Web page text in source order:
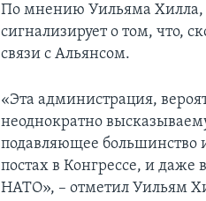
По мнению Уильяма Хилла,
сигнализирует о том, что,
связи с Альянсом.
«Эта администрация,
неоднократно
подавляющее большинство
постах в Конгрессе, и
НАТО», – отметил Уильям